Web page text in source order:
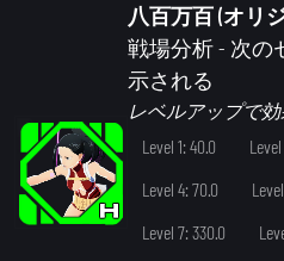
八百万百 (オリ
戦場分析- 次の
示される
レベルアップで
Level 1: 40.0
Level 4: 70.0
Level 7: 330.0